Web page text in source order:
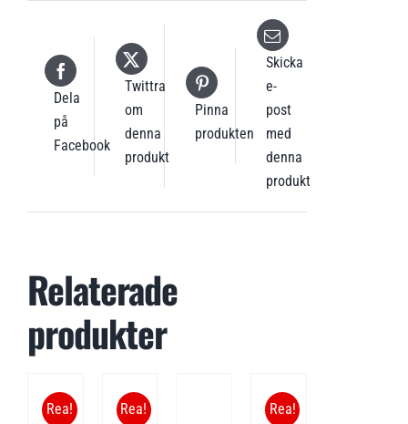
Dela
på
Facebook
Twittra
om
denna
produkt
Pinna
produkten
Skicka
e-
post
med
denna
produkt
Relaterade
produkter
Rea! Rea! Rea!